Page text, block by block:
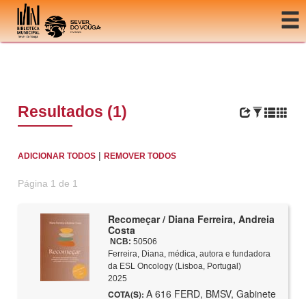
Ir para o conteúdo
Resultados (1)
ADICIONAR TODOS |REMOVER TODOS
Página 1 de 1
Recomeçar / Diana Ferreira, Andreia
Costa
NCB: 50506
Ferreira, Diana, médica, autora e fundadora
da ESL Oncology (Lisboa, Portugal)
2025
COTA(S): A 616 FERD, BMSV, Gabinete